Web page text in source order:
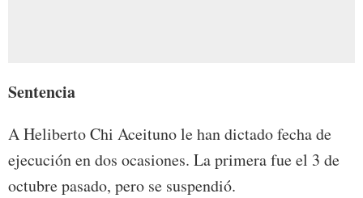
Sentencia
A Heliberto Chi Aceituno le han dictado fecha de
ejecución en dos ocasiones. La primera fue el 3 de
octubre pasado, pero se suspendió.